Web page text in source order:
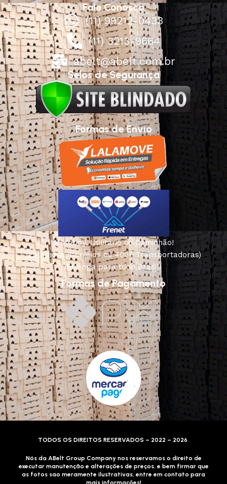
Fale Conosco
(11) 99212-0433
(11) 3213-9664
abelt@abelt.com.br
Selos de Segurança
Formas de Envio
Motoboy, Utilitário ou Caminhão!
(Lalamove, Correios ou 400+ Transportadoras)
Entrega para todo Brasil!
Formas de Pagamento
TODOS OS DIREITOS RESERVADOS – 2022 – 2026
Nós da ABelt Group Company nos reservamos o direito de
executar manutenção e alterações de preços, e bem firmar que
as fotos sao meramente ilustrativas, entre em contato para
mais informações!